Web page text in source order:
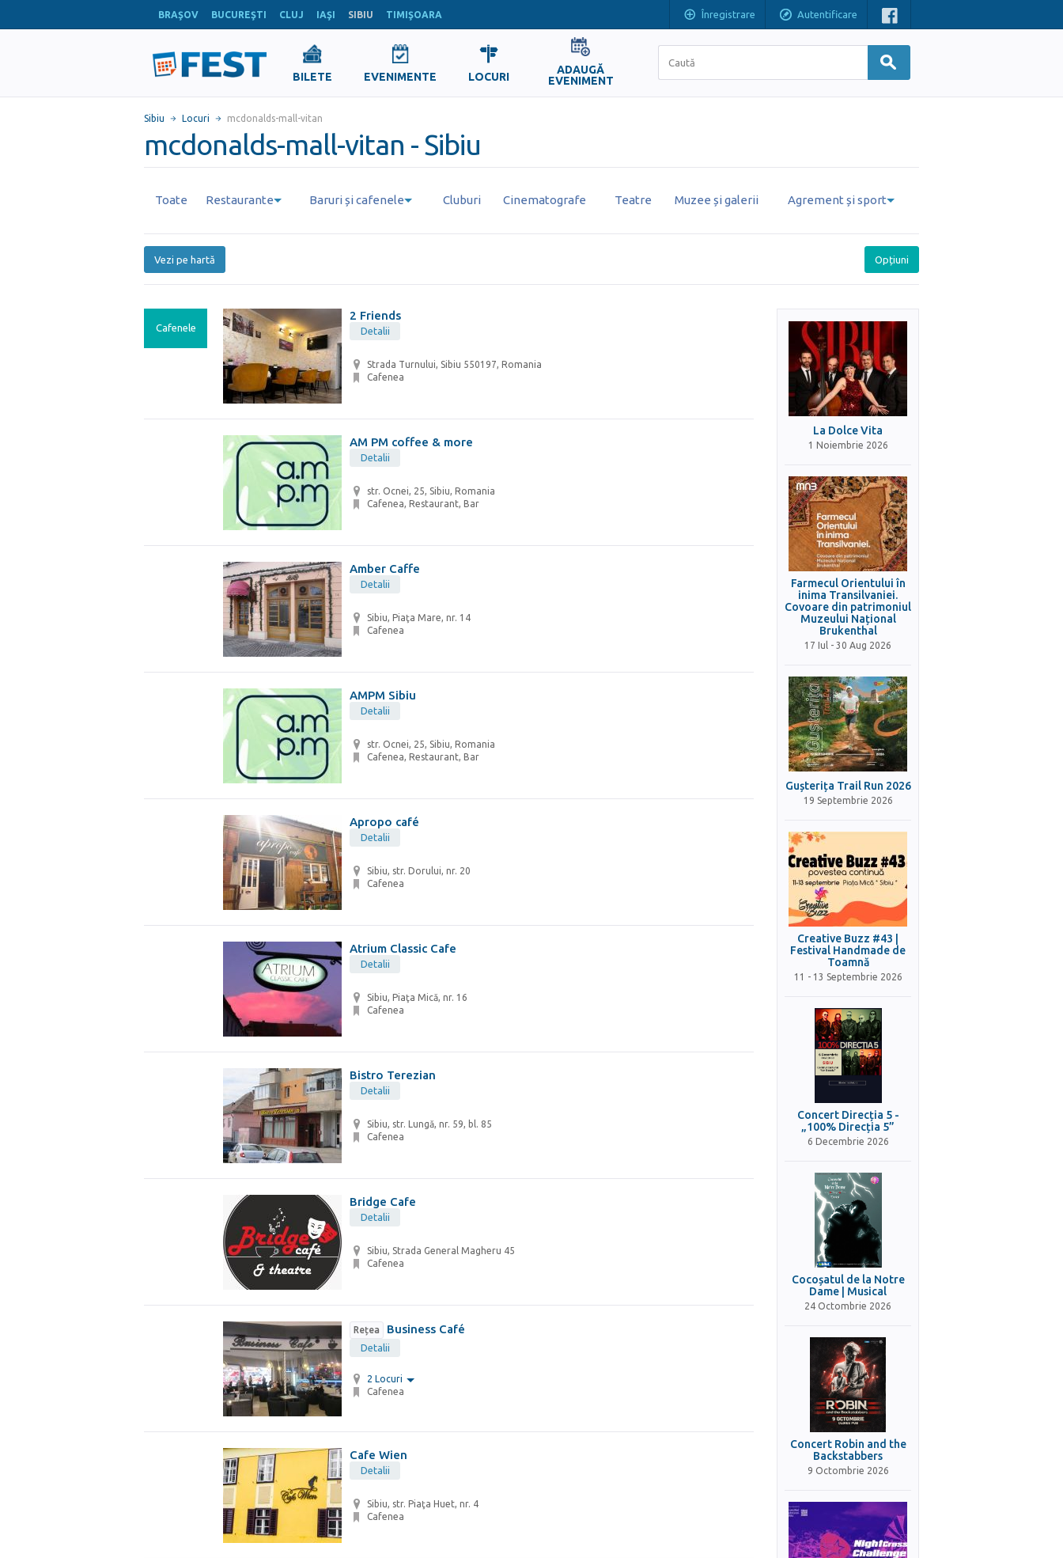
BRAŞOV BUCUREŞTI CLUJ IAŞI SIBIU TIMIŞOARA Înregistrare Autentificare
BILETE EVENIMENTE LOCURI
ADAUGĂ
EVENIMENT
Sibiu Locuri mcdonalds-mall-vitan
mcdonalds-mall-vitan - Sibiu
Toate Restaurante Baruri și cafenele Cluburi Cinematografe Teatre Muzee și galerii Agrement și sport
Vezi pe hartă Opțiuni
Cafenele
2 Friends
Detalii
Strada Turnului, Sibiu 550197, Romania
Cafenea
AM PM coffee & more
Detalii
str. Ocnei, 25, Sibiu, Romania
Cafenea, Restaurant, Bar
Amber Caffe
Detalii
Sibiu, Piaţa Mare, nr. 14
Cafenea
AMPM Sibiu
Detalii
str. Ocnei, 25, Sibiu, Romania
Cafenea, Restaurant, Bar
Apropo café
Detalii
Sibiu, str. Dorului, nr. 20
Cafenea
Atrium Classic Cafe
Detalii
Sibiu, Piaţa Mică, nr. 16
Cafenea
Bistro Terezian
Detalii
Sibiu, str. Lungă, nr. 59, bl. 85
Cafenea
Bridge Cafe
Detalii
Sibiu, Strada General Magheru 45
Cafenea
Rețea Business Café
Detalii
2 Locuri
Cafenea
Cafe Wien
Detalii
Sibiu, str. Piaţa Huet, nr. 4
Cafenea
La Dolce Vita
1 Noiembrie 2026
Farmecul Orientului în
inima Transilvaniei.
Covoare din patrimoniul
Muzeului Național
Brukenthal
17 Iul - 30 Aug 2026
Gușterița Trail Run 2026
19 Septembrie 2026
Creative Buzz #43 |
Festival Handmade de
Toamnă
11 - 13 Septembrie 2026
Concert Direcția 5 -
„100% Direcția 5”
6 Decembrie 2026
Cocoșatul de la Notre
Dame | Musical
24 Octombrie 2026
Concert Robin and the
Backstabbers
9 Octombrie 2026